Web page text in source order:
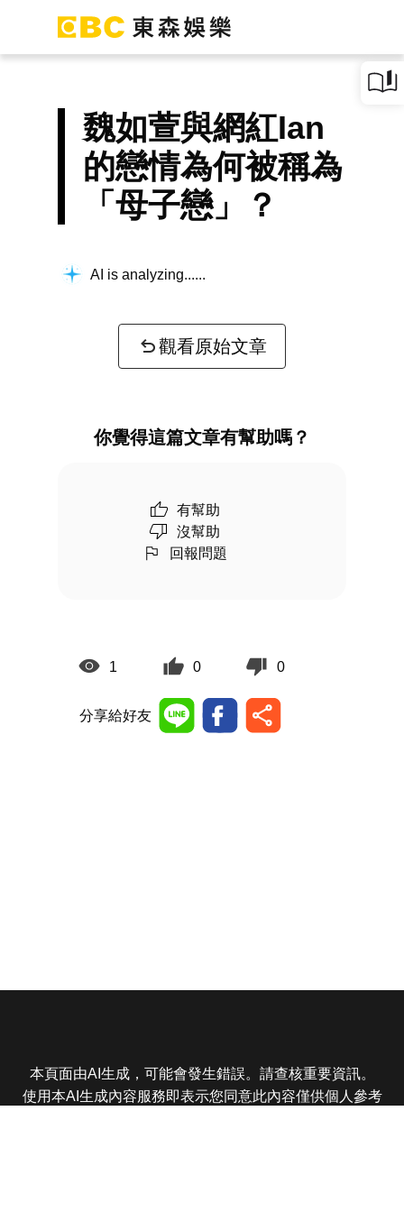
魏如萱與網紅Ian
的戀情為何被稱為
「母子戀」？
AI is analyzing...
觀看原始文章
你覺得這篇文章有幫助嗎？
有幫助
沒幫助
回報問題
1 0 0
分享給好友
本頁面由AI生成，可能會發生錯誤。請查核重要資訊。
使用本AI生成內容服務即表示您同意此內容僅供個人參考